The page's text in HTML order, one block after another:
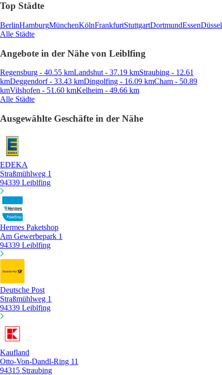
Top Städte
BerlinHamburgMünchenKölnFrankfurtStuttgartDortmundEssen
Alle Städte
Angebote in der Nähe von Leiblfing
Regensburg - 40.55 kmLandshut - 37.19 kmStraubing - 12.61
kmDeggendorf - 33.43 kmDingolfing - 16.09 kmCham - 50.89
kmVilshofen - 51.60 kmKelheim - 49.66 km
Alle Städte
Ausgewählte Geschäfte in der Nähe
EDEKA
Straßmühlweg 1
94339 Leiblfing
Hermes Paketshop
Am Gewerbepark 1
94339 Leiblfing
Deutsche Post
Straßmühlweg 1
94339 Leiblfing
Kaufland
Otto-Von-Dandl-Ring 11
94315 Straubing